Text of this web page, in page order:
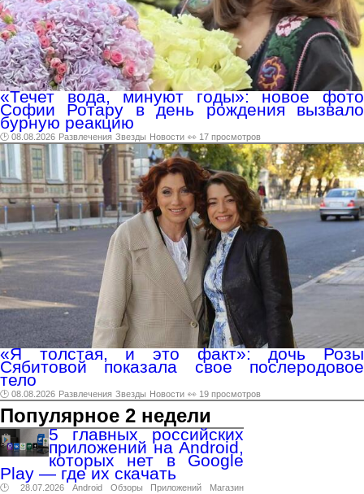
«Течет вода, минуют годы»: новое фото
Софии Ротару в день рождения вызвало
бурную реакцию
🕑 08.08.2026 Развлечения Звезды Новости 👀 17 просмотров
«Я толстая, и это факт»: дочь Розы
Сябитовой показала свое послеродовое
тело
🕑 08.08.2026 Развлечения Звезды Новости 👀 19 просмотров
Популярное 2 недели
5 главных российских
приложений на Android,
которых нет в Google
Play — где их скачать
🕑 28.07.2026 Android Обзоры Приложений
Магазин